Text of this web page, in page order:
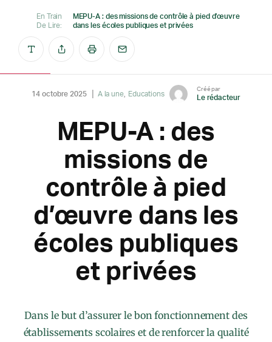
En Train
De Lire:
MEPU-A : des missions de contrôle à pied d’œuvre
dans les écoles publiques et privées
14 octobre 2025 A la une Educations
Créé par
Le rédacteur
MEPU-A : des
missions de
contrôle à pied
d’œuvre dans les
écoles publiques
et privées
Dans le but d’assurer le bon fonctionnement des
établissements scolaires et de renforcer la qualité